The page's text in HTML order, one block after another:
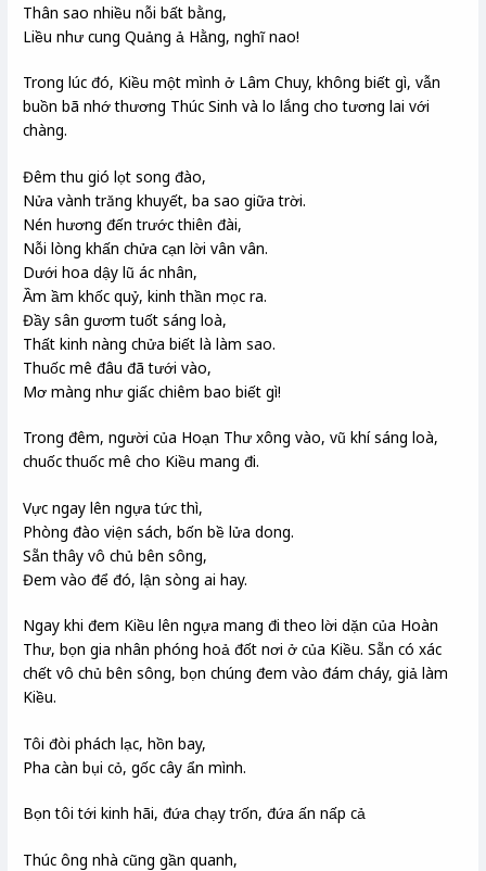
Thân sao nhiều nỗi bất bằng,
Liều như cung Quảng ả Hằng, nghĩ nao!
Trong lúc đó, Kiều một mình ở Lâm Chuy, không biết gì, vẫn
buồn bã nhớ thương Thúc Sinh và lo lắng cho tương lai với
chàng.
Đêm thu gió lọt song đào,
Nửa vành trăng khuyết, ba sao giữa trời.
Nén hương đến trước thiên đài,
Nỗi lòng khấn chửa cạn lời vân vân.
Dưới hoa dậy lũ ác nhân,
Ầm ầm khốc quỷ, kinh thần mọc ra.
Đầy sân gươm tuốt sáng loà,
Thất kinh nàng chửa biết là làm sao.
Thuốc mê đâu đã tưới vào,
Mơ màng như giấc chiêm bao biết gì!
Trong đêm, người của Hoạn Thư xông vào, vũ khí sáng loà,
chuốc thuốc mê cho Kiều mang đi.
Vực ngay lên ngựa tức thì,
Phòng đào viện sách, bốn bề lửa dong.
Sẵn thây vô chủ bên sông,
Đem vào để đó, lận sòng ai hay.
Ngay khi đem Kiều lên ngựa mang đi theo lời dặn của Hoàn
Thư, bọn gia nhân phóng hoả đốt nơi ở của Kiều. Sẵn có xác
chết vô chủ bên sông, bọn chúng đem vào đám cháy, giả làm
Kiều.
Tôi đòi phách lạc, hồn bay,
Pha càn bụi cỏ, gốc cây ẩn mình.
Bọn tôi tới kinh hãi, đứa chạy trốn, đứa ấn nấp cả
Thúc ông nhà cũng gần quanh,